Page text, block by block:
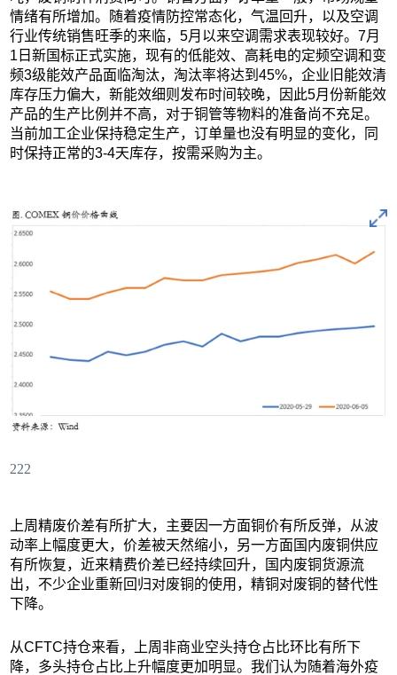
情绪有所增加。随着疫情防控常态化，气温回升，以及空调
行业传统销售旺季的来临，5月以来空调需求表现较好。7月
1日新国标正式实施，现有的低能效、高耗电的定频空调和变
频3级能效产品面临淘汰，淘汰率将达到45%，企业旧能效清
库存压力偏大，新能效细则发布时间较晚，因此5月份新能效
产品的生产比例并不高，对于铜管等物料的准备尚不充足。
当前加工企业保持稳定生产，订单量也没有明显的变化，同
时保持正常的3-4天库存，按需采购为主。
222
上周精废价差有所扩大，主要因一方面铜价有所反弹，从波
动率上幅度更大，价差被天然缩小，另一方面国内废铜供应
有所恢复，近来精费价差已经持续回升，国内废铜货源流
出，不少企业重新回归对废铜的使用，精铜对废铜的替代性
下降。
从CFTC持仓来看，上周非商业空头持仓占比环比有所下
降，多头持仓占比上升幅度更加明显。我们认为随着海外疫